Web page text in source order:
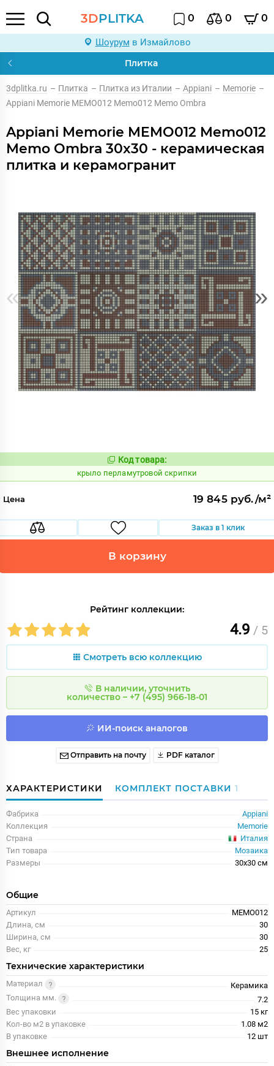
3DPLITKA 0 0 0
Шоурум в Измайлово
Плитка
3dplitka.ru – Плитка – Плитка из Италии – Appiani – Memorie –
Appiani Memorie MEMO012 Memo012 Memo Ombra
Appiani Memorie MEMO012 Memo012
Memo Ombra 30x30 - керамическая
плитка и керамогранит
« »
Код:
837092
Код товара:
крыло перламутровой скрипки
Цена 19 845 руб./м²
Заказ в 1 клик
В корзину
Рейтинг коллекции:
4.9 / 5
Смотреть всю коллекцию
В наличии, уточнить
количество – +7 (495) 966-18-01
ИИ-поиск аналогов
Отправить на почту PDF каталог
ХАРАКТЕРИСТИКИ КОМПЛЕКТ ПОСТАВКИ 1
Фабрика
Appiani
Коллекция
Memorie
Страна
Италия
Тип товара
Мозаика
Размеры
30x30 см
Общие
Артикул
MEMO012
Длина, см
30
Ширина, см
30
Вес, кг
25
Технические характеристики
Материал
Керамика
Толщина мм.
7.2
Вес упаковки
15 кг
Кол-во м2 в упаковке
1.08 м2
В упаковке
12 шт
Внешнее исполнение